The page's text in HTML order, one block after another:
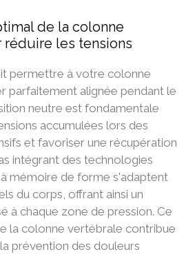
de la colonne
les tensions
permettre à votre colonne
parfaitement alignée pendant le
neutre est fondamentale
accumulées lors des
et favoriser une récupération
intégrant des technologies
mémoire de forme s'adaptent
du corps, offrant ainsi un
à chaque zone de pression. Ce
la colonne vertébrale contribue
prévention des douleurs